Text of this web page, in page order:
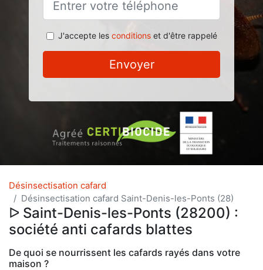
J'accepte les conditionset d'être rappelé
Envoyer
Désinsectisation cafard
Désinsectisation cafard Saint-Denis-les-Ponts (28)
ᐅ Saint-Denis-les-Ponts (28200) :
société anti cafards blattes
De quoi se nourrissent les cafards rayés dans votre
maison ?